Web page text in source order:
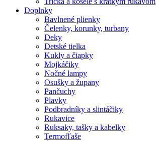
Doplnky
Bavlnené plienky
Čelenky, korunky, turbany
Deky
Detské tielka
Kukly a čiapky
Mojkáčiky
Nočné lampy
Osušky a župany
Pančuchy
Plavky
Podbradníky a slintáčiky
Rukavice
Ruksaky, tašky a kabelky
Termofľaše